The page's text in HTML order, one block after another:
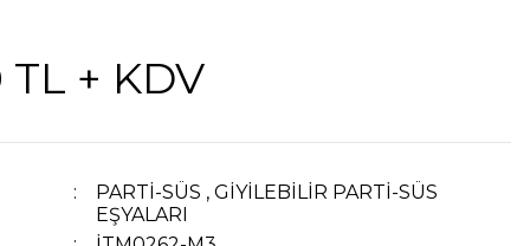
+ KDV
PARTİ-SÜS ,GİYİLEBİLİR PARTİ-SÜS
EŞYALARI